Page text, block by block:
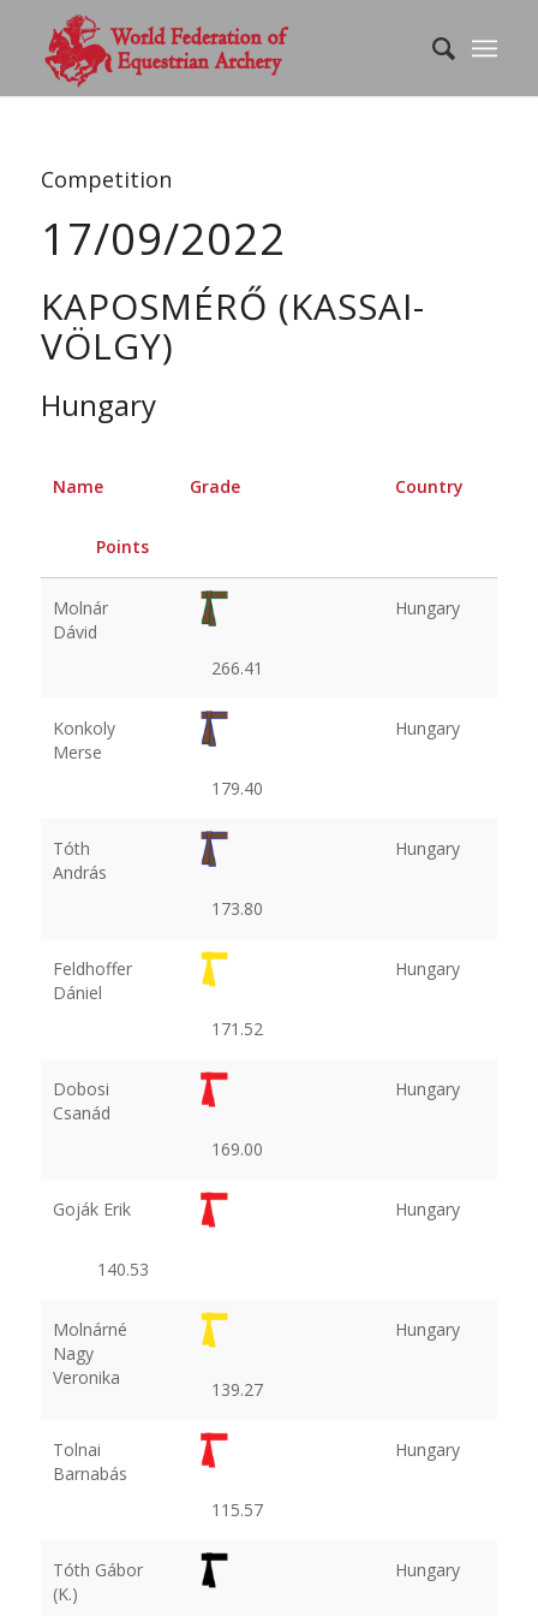
Competition
17/09/2022
KAPOSMÉRŐ (KASSAI-
VÖLGY)
Hungary
Name Grade Country
Points
Molnár
Dávid
Hungary
266.41
Konkoly
Merse
Hungary
179.40
Tóth
András
Hungary
173.80
Feldhoffer
Dániel
Hungary
171.52
Dobosi
Csanád
Hungary
169.00
Goják Erik Hungary
140.53
Molnárné
Nagy
Veronika
Hungary
139.27
Tolnai
Barnabás
Hungary
115.57
Tóth Gábor
(K.)
Hungary